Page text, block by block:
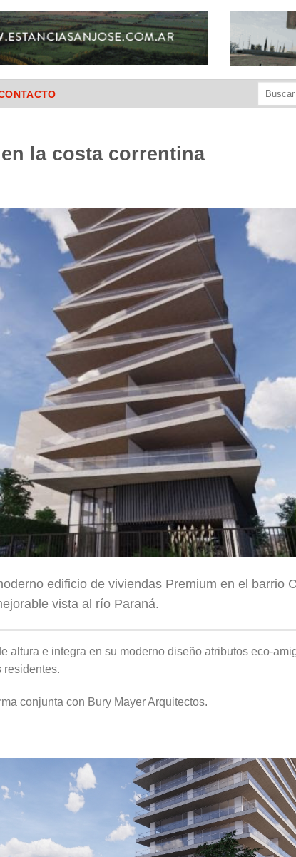
la costa correntina
edificio de viviendas Premium en el barrio
vista al río Paraná.
altura e integra en su moderno diseño atributos eco-
residentes.
conjunta con Bury Mayer Arquitectos.